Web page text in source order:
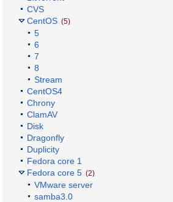
CVS
CentOS (5)
5
6
7
8
Stream
CentOS4
Chrony
ClamAV
Disk
Dragonfly
Duplicity
Fedora core 1
Fedora core 5 (2)
VMware server
samba3.0